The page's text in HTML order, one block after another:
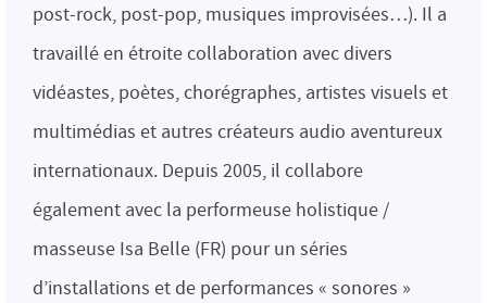
post-rock, post-pop, musiques improvisées…). Il a
travaillé en étroite collaboration avec divers
vidéastes, poètes, chorégraphes, artistes visuels et
multimédias et autres créateurs audio aventureux
internationaux. Depuis 2005, il collabore
également avec la performeuse holistique /
masseuse Isa Belle (FR) pour un séries
d’installations et de performances « sonores »